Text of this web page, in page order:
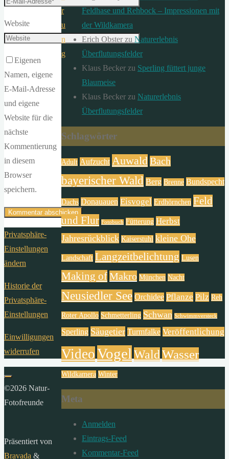
Website
Eigenen
Namen, eigene
E-Mail-Adresse
und eigene
Website für die
nächste
Kommentierung
in diesem
Browser
speichern.
Feldhase und Rehbock – Impressionen mit
der Wildkamera
Erich Obsterzu Naturerlebnis
Überflutungsfelder
Klaus Becker zu Sperling füttert junge
Blaumeise
Klaus Becker zu Naturerlebnis
Überflutungsfelder
Schlagwörter
Adult Aufzucht AuwaldBach
bayerischer Wald Berg Brenne Bundspecht
Dachs Donauauen Eisvogel Erdhörnchen Feld
und Flur Fotobuch Fütterung Herbst
Jahresrückblick Kaiserstuhl kleine Ohe
Landschaft Langzeitbelichtung Lusen
Making ofMakro München Nacht
Neusiedler See Orchidee Pflanze Pilz Reh
Roter Apollo Schmetterling Schwan Schwimmversteck
Sperling Säugetier Turmfalke Veröffentlichung
VideoVogel WaldWasser
Wildkamera Winter
Meta
Anmelden
Eintrags-Feed
Kommentar-Feed
r
u
n
g
Privatsphäre-
Einstellungen
ändern
Historie der
Privatsphäre-
Einstellungen
Einwilligungen
widerrufen
©2026 Natur-
Fotofreunde
Präsentiert von
Bravada &